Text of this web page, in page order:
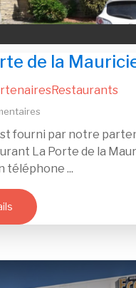
de la
Restaurants
fourni par notre
La Porte de la
téléphone ...